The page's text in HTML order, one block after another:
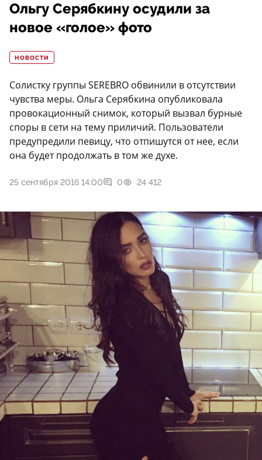
Ольгу Серябкину осудили за
новое «голое» фото
НОВОСТИ
Солистку группы SEREBRO обвинили в отсутствии
чувства меры. Ольга Серябкина опубликовала
провокационный снимок, который вызвал бурные
споры в сети на тему приличий. Пользователи
предупредили певицу, что отпишутся от нее, если
она будет продолжать в том же духе.
25 сентября 2016 14:00 0 24 412